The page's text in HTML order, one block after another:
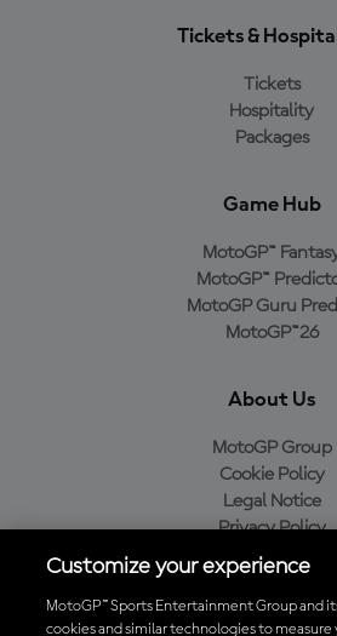
Tickets &
Tickets
Hospitality
Packages
Game Hub
MotoGP™
MotoGP™
MotoGP Guru
MotoGP™26
About Us
MotoGP Group
Cookie Policy
Legal Notice
Privacy Policy
Purchase Policy
Customize your experience
MotoGP™ Sports Entertainment Group and
cookies and similar technologies to